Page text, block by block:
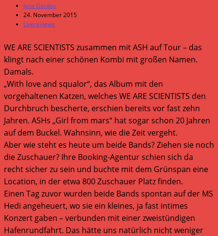
Beitrags-
Autor:
Jens Gerdes
Beitrag
veröffentlicht:
24. November 2015
Beitrags-
Livereviews
WE ARE SCIENTISTS zusammen mit ASH auf Tour – das
klingt nach einer schönen Kombi mit großen Namen.
Damals.
„With love and squalor“, das Album mit den
vorgehaltenen Katzen, welches WE ARE SCIENTISTS den
Durchbruch bescherte, erschien bereits vor fast zehn
Jahren. ASHs „Girl from mars“ hat sogar schon 20 Jahren
auf dem Buckel. Wahnsinn, wie die Zeit vergeht.
Aber wie steht es heute um beide Bands? Ziehen sie noch
die Zuschauer? Ihre Booking-Agentur schien sich da
recht sicher zu sein und buchte mit dem Grünspan eine
Location, in der etwa 800 Zuschauer Platz finden.
Einen Tag zuvor wurden beide Bands spontan auf der MS
Hedi angeheuert, wo sie ein kleines, ja fast intimes
Konzert gaben – verbunden mit einer zweistündigen
Hafenrundfahrt. Das hätte uns natürlich nicht weniger